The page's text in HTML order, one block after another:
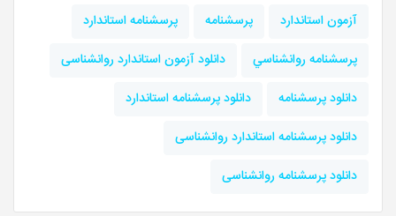
آزمون استاندارد پرسشنامه
پرسشنامه استاندارد
پرسشنامه روانشناسي
دانلود آزمون استاندارد روانشناسی
دانلود پرسشنامه
دانلود پرسشنامه استاندارد
دانلود پرسشنامه استاندارد روانشناسی
دانلود پرسشنامه روانشناسی